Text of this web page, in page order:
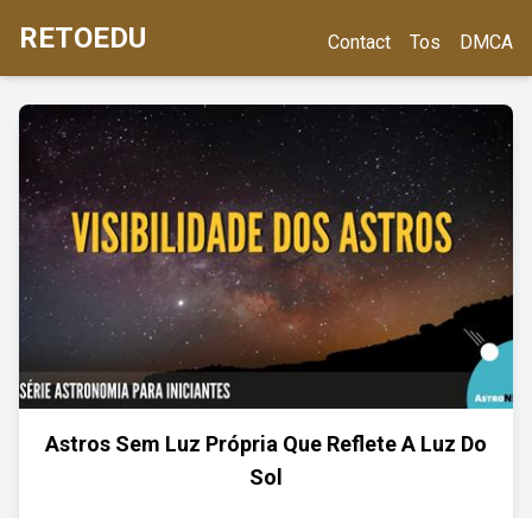
RETOEDU Contact Tos DMCA
Astros Sem Luz Própria Que Reflete A Luz Do
Sol